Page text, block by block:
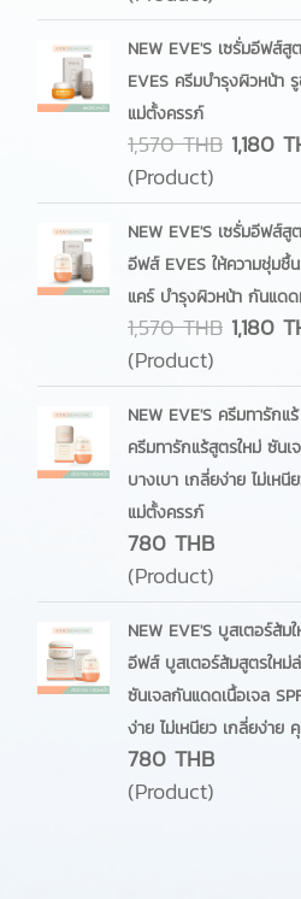
NEW EVE'S เซรั่มอีฟส์
EVES ครีมบํารุงผิวหน้า
แม่ตั้งครรภ์
1,570 THB 1,180
(Product)
NEW EVE'S เซรั่มอีฟส์
อีฟส์ EVES ให้ความชุ่ม
แคร์ บํารุงผิวหน้า กันแด
1,570 THB 1,180
(Product)
NEW EVE'S ครีมทารัก
ครีมทารักแร้สูตรใหม่ ซันเ
บางเบา เกลี่ยง่าย ไม่เห
แม่ตั้งครรภ์
780 THB
(Product)
NEW EVE'S บูสเตอร์ส้
อีฟส์ บูสเตอร์ส้มสูตรใหม่
ซันเจลกันแดดเนื้อเจล
ง่าย ไม่เหนียว เกลี่ยง่าย
780 THB
(Product)